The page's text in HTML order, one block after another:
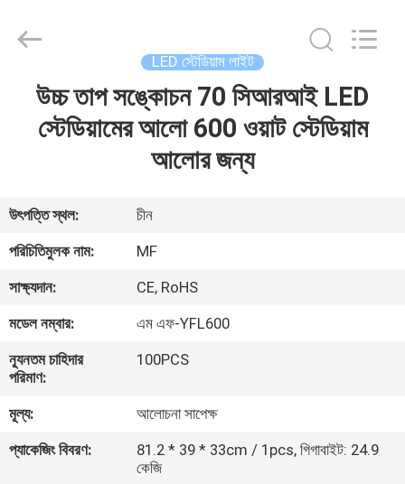
ভিডিও
সম্পর্কে
কারখানা
মান
Lighting
Co.,Ltd..
Reserved.
LED স্টেডিয়াম লাইট
উচ্চ তাপ সঙ্কোচন 70 সিআরআই LED
স্টেডিয়ামের আলো 600 ওয়াট স্টেডিয়াম
আলোর জন্য
উৎপত্তি স্থল:
চীন
পরিচিতিমুলক নাম:
MF
সাক্ষ্যদান:
CE, RoHS
মডেল নম্বার:
এম এফ-YFL600
ন্যূনতম চাহিদার
পরিমাণ:
100PCS
মূল্য:
আলোচনা সাপেক্ষ
প্যাকেজিং বিবরণ:
81.2 * 39 * 33cm / 1pcs, গিগাবাইট: 24.9
কেজি